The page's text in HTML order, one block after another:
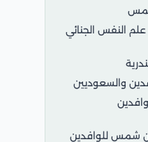
شمس
النفس الجنائي
والسعوديين
شمس للوافدين